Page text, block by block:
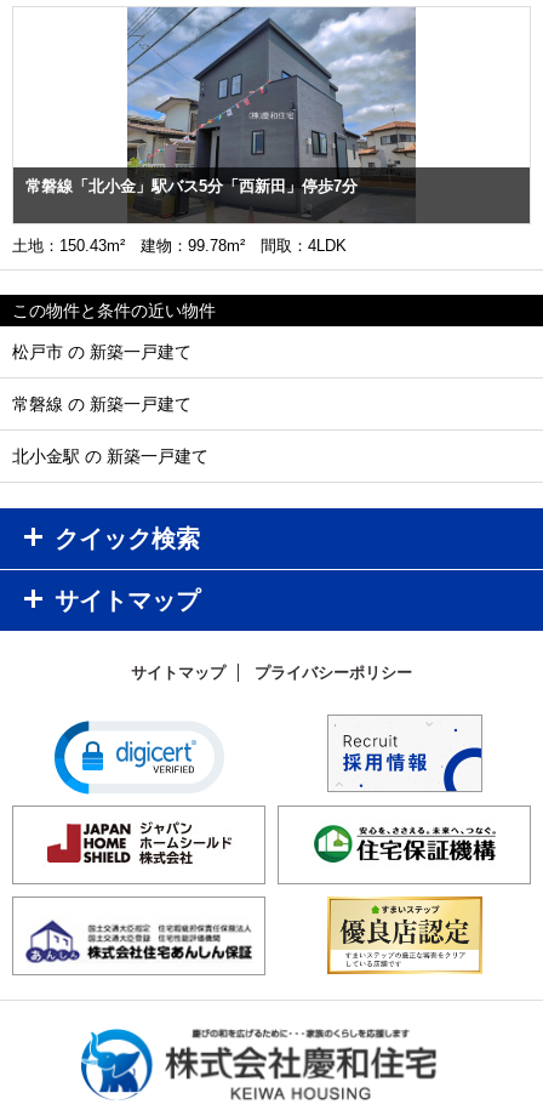
常磐線「北小金」駅バス5分「西新田」停歩7分
土地：150.43m² 建物：99.78m² 間取：4LDK
この物件と条件の近い物件
松戸市 の 新築一戸建て
常磐線 の 新築一戸建て
北小金駅 の 新築一戸建て
クイック検索
サイトマップ
サイトマップ プライバシーポリシー